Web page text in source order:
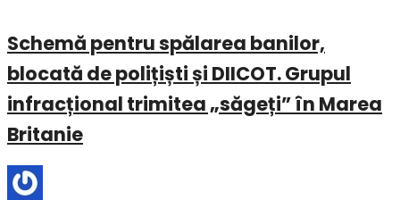
Schemă pentru spălarea banilor,
blocată de polițiști și DIICOT. Grupul
infracțional trimitea „săgeți” în Marea
Britanie